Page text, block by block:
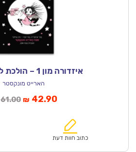
איזדורה מון 1 – הולכת לבית הספר
הארייט מונקסטר
61.00המחיר
₪61.00.
₪ 42.90המחיר
הוא:
כתוב חוות דעת